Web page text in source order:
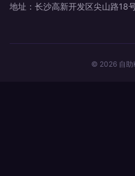
地址：长沙高新开发区尖山路18
© 2026 自助